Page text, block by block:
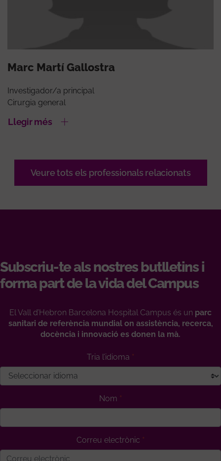
Marc Martí Gallostra
Investigador/a principal
Cirurgia general
Llegir més
Veure tots els professionals relacionats
Subscriu-te als nostres butlletins i
forma part de la vida del Campus
El Vall d’Hebron Barcelona Hospital Campus és un parc
sanitari de referència mundial on assistència, recerca,
docència i innovació es donen la mà.
Tria l’idioma
Nom
Correu electrònic